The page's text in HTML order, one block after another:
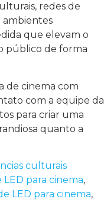
redes de
ambientes
que elevam o
público de forma
de cinema com
com a equipe da
para criar uma
quanto a
culturais
LED para cinema,
LED para cinema,